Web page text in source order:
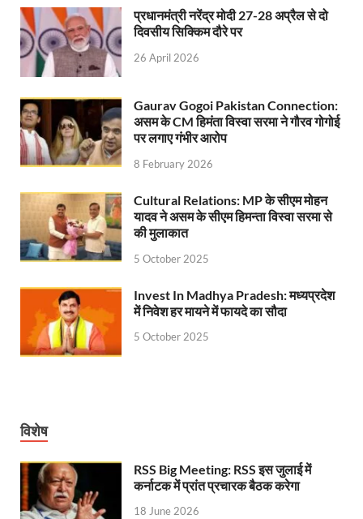
Naina Devi Temple: नैना देवी मंदिर सौंदर्यीकरण कार्यों
Constitution Day News :बाबासाहेब के सपनों के भारत
Chittaurgarh News: प्रधानमंत्री खनिज क्षेत्र कल्याण
Bil Lao Inam Pao: मुख्यमंत्री पुष्कर सिंह धामी ने किया
Chhattisgarh Investor Connect: मुख्यमंत्री विष्णुदेव
Chhattisgarh Latest News: छत्तीसगढ़ के मुख्यमंत्री की
India International Trade Fair: देश की राजधानी में
Delhi Shamli Rail Line: लंबी मांग पूरी हुई: अश्विनी
Sudhashu Traivedi Press Conference: सुधांशु
IITF 2025 Uttarakhand Pavilion: भारत अन्तर्राष्ट्रीय
Justic Suryakant Statement: हमारी प्राथमिकता
Administratvie Officers Conference: फाइलों में देरी न
प्रधानमंत्री नरेंद्र मोदी 27-28 अप्रैल से दो
दिवसीय सिक्किम दौरे पर
26 April 2026
Gaurav Gogoi Pakistan Connection:
असम के CM हिमंता विस्वा सरमा ने गौरव गोगोई
पर लगाए गंभीर आरोप
8 February 2026
Cultural Relations: MP के सीएम मोहन
यादव ने असम के सीएम हिमन्ता विस्वा सरमा से
की मुलाकात
5 October 2025
Invest In Madhya Pradesh: मध्यप्रदेश
में निवेश हर मायने में फायदे का सौदा
5 October 2025
विशेष
RSS Big Meeting: RSS इस जुलाई में
कर्नाटक में प्रांत प्रचारक बैठक करेगा
18 June 2026